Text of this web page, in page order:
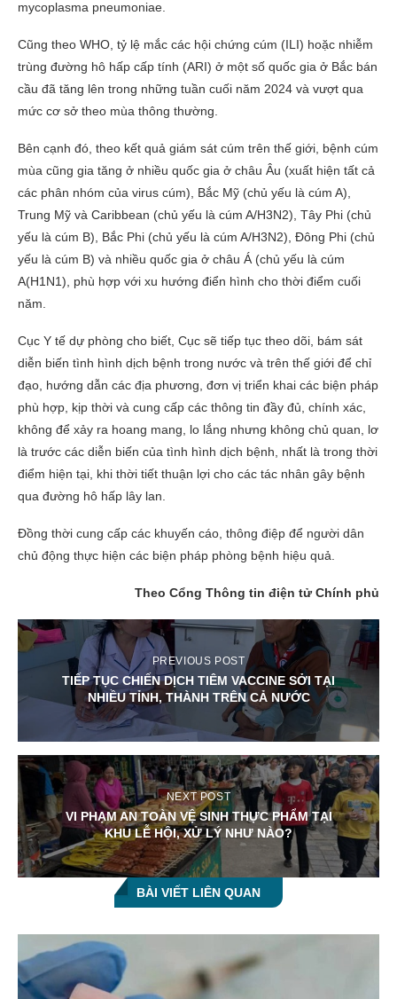
mycoplasma pneumoniae.
Cũng theo WHO, tỷ lệ mắc các hội chứng cúm (ILI) hoặc nhiễm
trùng đường hô hấp cấp tính (ARI) ở một số quốc gia ở Bắc bán
cầu đã tăng lên trong những tuần cuối năm 2024 và vượt qua
mức cơ sở theo mùa thông thường.
Bên cạnh đó, theo kết quả giám sát cúm trên thế giới, bệnh cúm
mùa cũng gia tăng ở nhiều quốc gia ở châu Âu (xuất hiện tất cả
các phân nhóm của virus cúm), Bắc Mỹ (chủ yếu là cúm A),
Trung Mỹ và Caribbean (chủ yếu là cúm A/H3N2), Tây Phi (chủ
yếu là cúm B), Bắc Phi (chủ yếu là cúm A/H3N2), Đông Phi (chủ
yếu là cúm B) và nhiều quốc gia ở châu Á (chủ yếu là cúm
A(H1N1), phù hợp với xu hướng điển hình cho thời điểm cuối
năm.
Cục Y tế dự phòng cho biết, Cục sẽ tiếp tục theo dõi, bám sát
diễn biến tình hình dịch bệnh trong nước và trên thế giới để chỉ
đạo, hướng dẫn các địa phương, đơn vị triển khai các biện pháp
phù hợp, kịp thời và cung cấp các thông tin đầy đủ, chính xác,
không để xảy ra hoang mang, lo lắng nhưng không chủ quan, lơ
là trước các diễn biến của tình hình dịch bệnh, nhất là trong thời
điểm hiện tại, khi thời tiết thuận lợi cho các tác nhân gây bệnh
qua đường hô hấp lây lan.
Đồng thời cung cấp các khuyến cáo, thông điệp để người dân
chủ động thực hiện các biện pháp phòng bệnh hiệu quả.
Theo Cổng Thông tin điện tử Chính phủ
PREVIOUS POST
TIẾP TỤC CHIẾN DỊCH TIÊM VACCINE SỞI TẠI
NHIỀU TỈNH, THÀNH TRÊN CẢ NƯỚC
NEXT POST
VI PHẠM AN TOÀN VỆ SINH THỰC PHẨM TẠI
KHU LỄ HỘI, XỬ LÝ NHƯ NÀO?
BÀI VIẾT LIÊN QUAN